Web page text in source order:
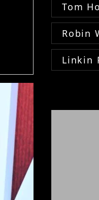
Tom
Robin
Linkin